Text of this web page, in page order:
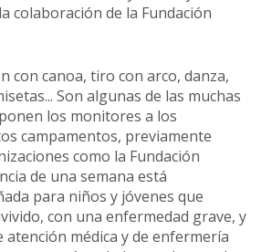
colaboración de la Fundación
con canoa, tiro con arco, danza,
Son algunas de las muchas
los monitores a los
campamentos, previamente
como la Fundación
de una semana está
para niños y jóvenes que
con una enfermedad grave, y
atención médica y de enfermería